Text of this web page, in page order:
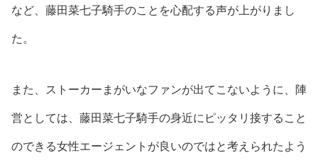
など、藤田菜七子騎手のことを心配する声が上がりまし
た。
また、ストーカーまがいなファンが出てこないように、陣
営としては、藤田菜七子騎手の身近にピッタリ接すること
のできる女性エージェントが良いのではと考えられたよう